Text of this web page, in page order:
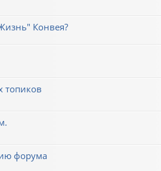
Конвея?
топиков
форума